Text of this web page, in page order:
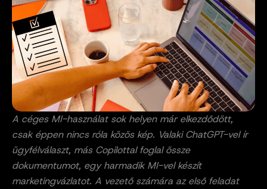
A céges MI-használat sok helyen már elkezdődött,
csak éppen nincs róla közös kép. Valaki ChatGPT-vel ír
ügyfélválaszt, más Copilottal foglal össze
dokumentumot, egy harmadik MI-vel készít
marketingvázlatot. A vezető számára az első feladat